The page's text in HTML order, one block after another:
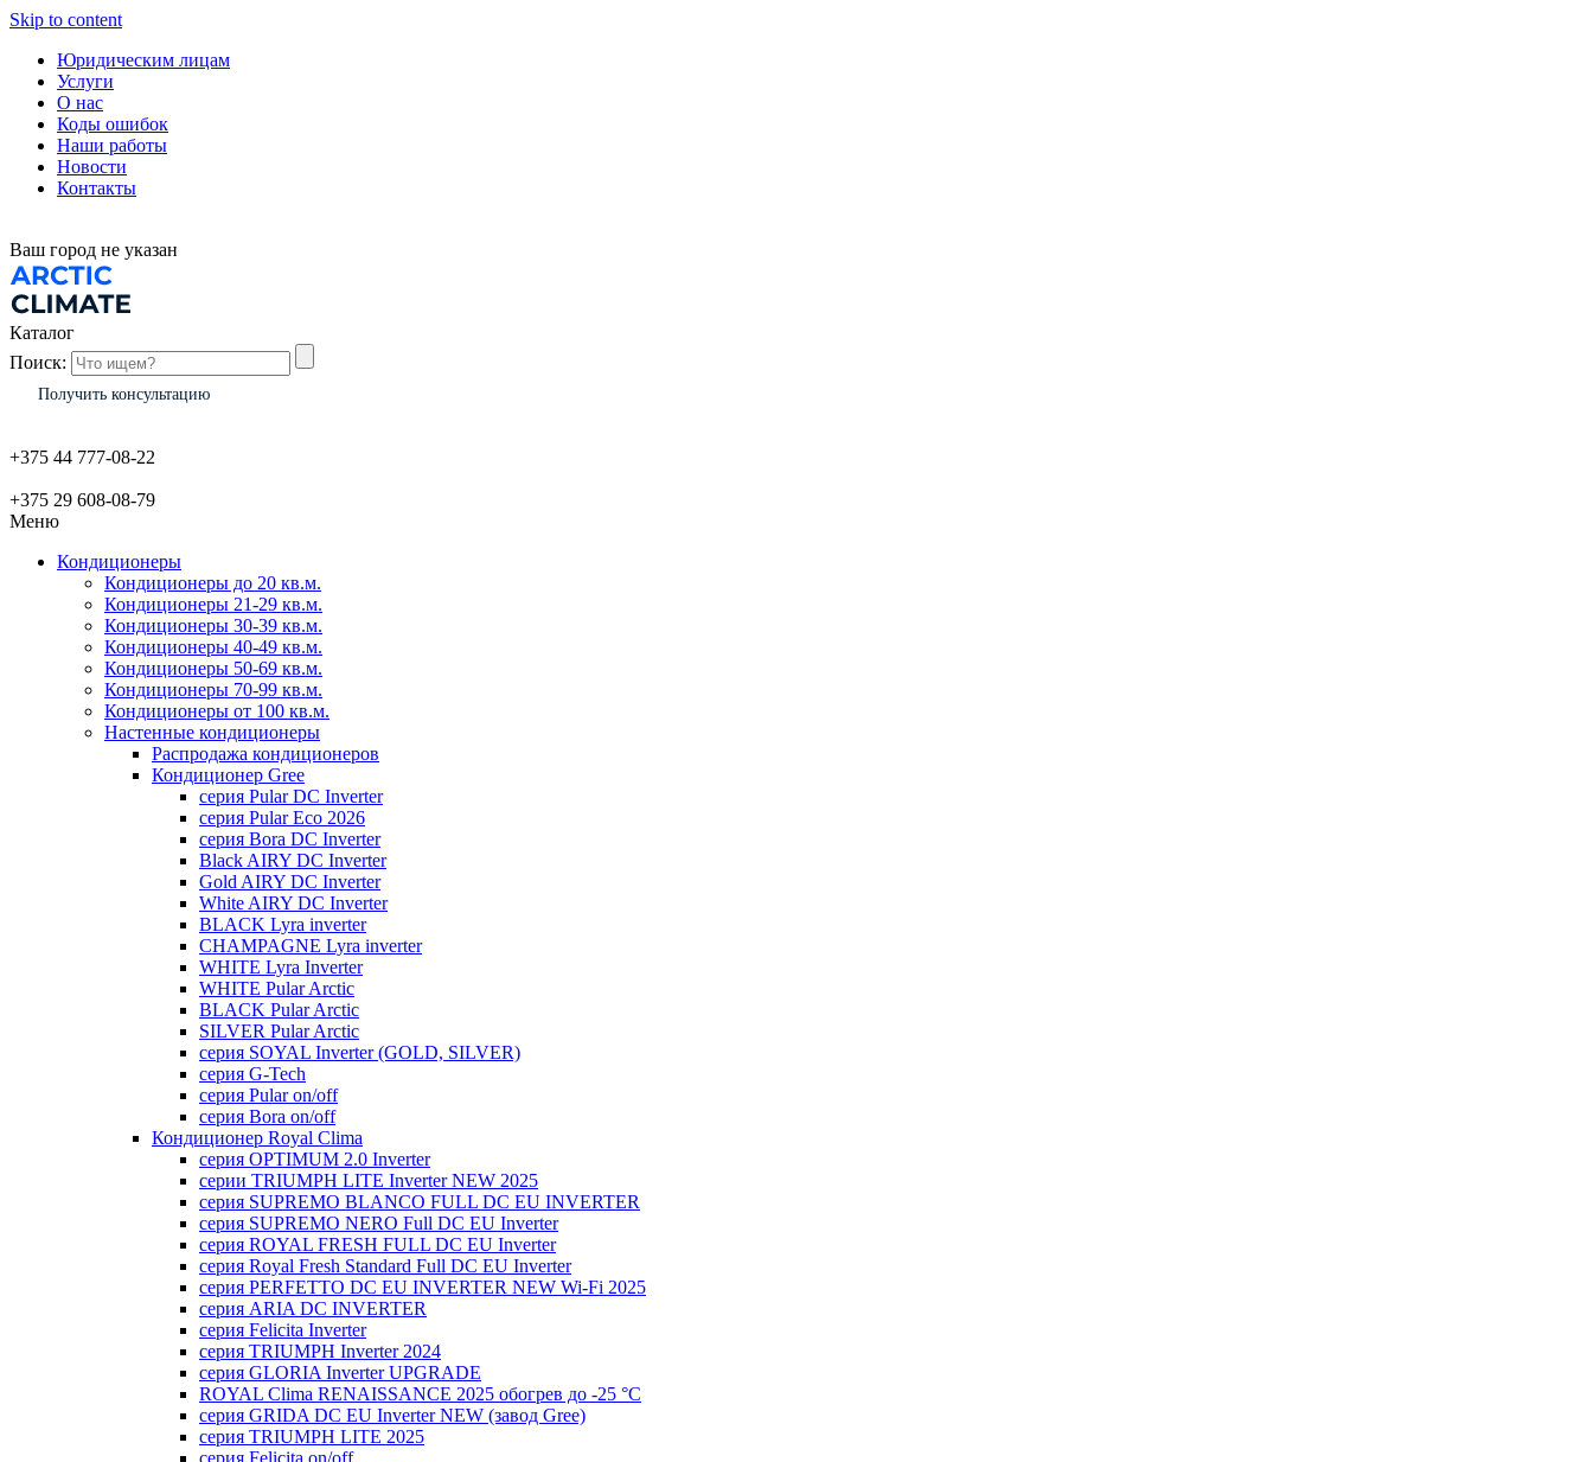
Skip to content
Юридическим лицам
Услуги
О нас
Коды ошибок
Наши работы
Новости
Контакты
Ваш город не указан
Каталог
Поиск:
Получить консультацию
+375 44 777-08-22
+375 29 608-08-79
Меню
Кондиционеры
Кондиционеры до 20 кв.м.
Кондиционеры 21-29 кв.м.
Кондиционеры 30-39 кв.м.
Кондиционеры 40-49 кв.м.
Кондиционеры 50-69 кв.м.
Кондиционеры 70-99 кв.м.
Кондиционеры от 100 кв.м.
Настенные кондиционеры
Распродажа кондиционеров
Кондиционер Gree
серия Pular DC Inverter
серия Pular Eco 2026
серия Bora DC Inverter
Black AIRY DC Inverter
Gold AIRY DC Inverter
White AIRY DC Inverter
BLACK Lyra inverter
CHAMPAGNE Lyra inverter
WHITE Lyra Inverter
WHITE Pular Arctic
BLACK Pular Arctic
SILVER Pular Arctic
серия SOYAL Inverter (GOLD, SILVER)
серия G-Tech
серия Pular on/off
серия Bora on/off
Кондиционер Royal Clima
серия OPTIMUM 2.0 Inverter
серии TRIUMPH LITE Inverter NEW 2025
серия SUPREMO BLANCO FULL DC EU INVERTER
серия SUPREMO NERO Full DC EU Inverter
серия ROYAL FRESH FULL DC EU Inverter
серия Royal Fresh Standard Full DC EU Inverter
серия PERFETTO DC EU INVERTER NEW Wi-Fi 2025
серия ARIA DC INVERTER
серия Felicita Inverter
серия TRIUMPH Inverter 2024
серия GLORIA Inverter UPGRADE
ROYAL Clima RENAISSANCE 2025 обогрев до -25 °С
серия GRIDA DC EU Inverter NEW (завод Gree)
серия TRIUMPH LITE 2025
серия Felicita on/off